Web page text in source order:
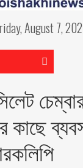
August 7,
চেম্বার
কাছে